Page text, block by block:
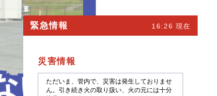
緊急情報 16:26 現在
災害情報